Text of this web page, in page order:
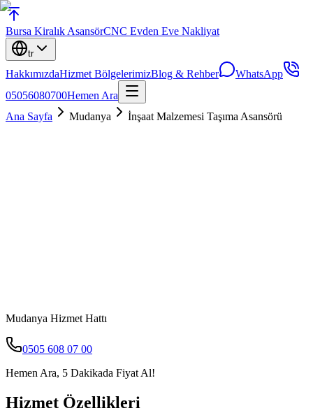
Bursa Kiralık AsansörCNC Evden Eve Nakliyat
tr
HakkımızdaHizmet BölgelerimizBlog & Rehber
WhatsApp
05056080700Hemen Ara
Ana Sayfa
Mudanya İnşaat Malzemesi Taşıma Asansörü
Mudanya Hizmet Hattı
0505 608 07 00
Hemen Ara, 5 Dakikada Fiyat Al!
Hizmet Özellikleri